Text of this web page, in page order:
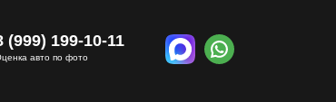
(999) 199-10-11
авто по фото